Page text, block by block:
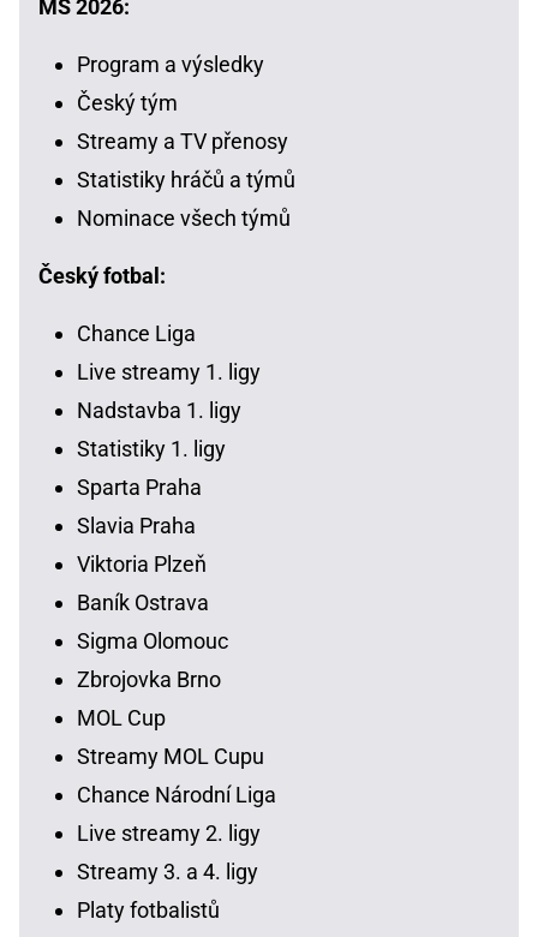
MS 2026:
Program a výsledky
Český tým
Streamy a TV přenosy
Statistiky hráčů a týmů
Nominace všech týmů
Český fotbal:
Chance Liga
Live streamy 1. ligy
Nadstavba 1. ligy
Statistiky 1. ligy
Sparta Praha
Slavia Praha
Viktoria Plzeň
Baník Ostrava
Sigma Olomouc
Zbrojovka Brno
MOL Cup
Streamy MOL Cupu
Chance Národní Liga
Live streamy 2. ligy
Streamy 3. a 4. ligy
Platy fotbalistů